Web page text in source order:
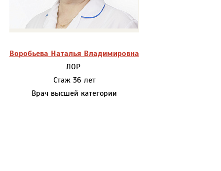
Воробьева Наталья Владимировна
ЛОР
Стаж 36 лет
Врач высшей категории